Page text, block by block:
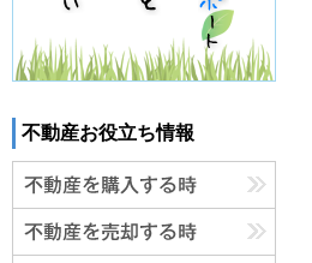
不動産お役立ち情報